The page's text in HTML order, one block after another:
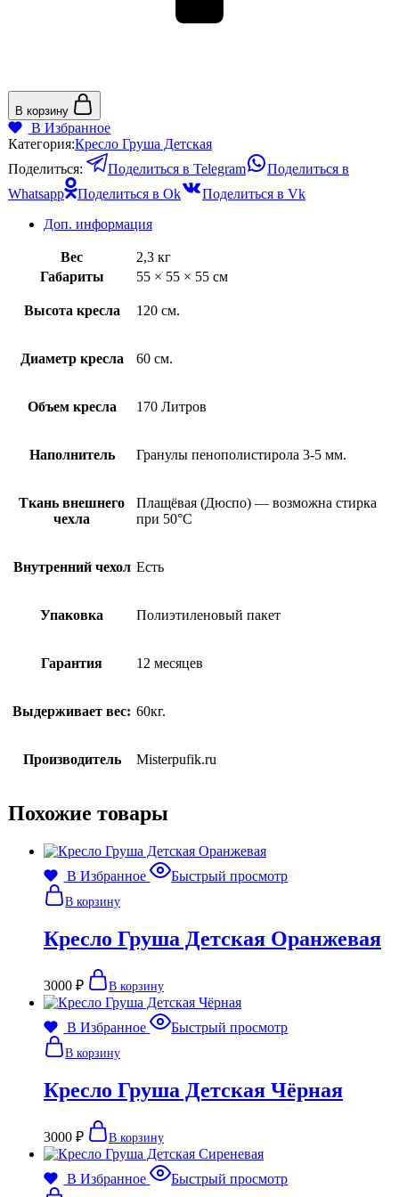
В корзину
В Избранное
Категория:Кресло Груша Детская
Поделиться:
Поделиться в Telegram
Поделиться в
Whatsapp
Поделиться в Ok
Поделиться в Vk
Доп. информация
Вес
2,3 кг
Габариты
55 × 55 × 55 см
Высота кресла 120 см.
Диаметр кресла 60 см.
Объем кресла 170 Литров
Наполнитель Гранулы пенополистирола 3-5 мм.
Ткань внешнего
чехла
Плащёвая (Дюспо) — возможна стирка
при 50°С
Внутренний чехол Есть
Упаковка Полиэтиленовый пакет
Гарантия 12 месяцев
Выдерживает вес: 60кг.
Производитель Misterpufik.ru
Похожие товары
В Избранное Быстрый просмотр
В корзину
Кресло Груша Детская Оранжевая
3000 ₽ В корзину
В Избранное Быстрый просмотр
В корзину
Кресло Груша Детская Чёрная
3000 ₽ В корзину
В Избранное Быстрый просмотр